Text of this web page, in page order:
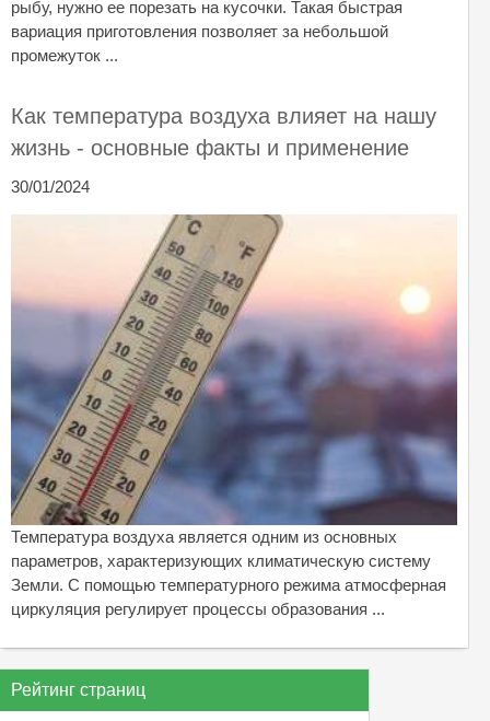
рыбу, нужно ее порезать на кусочки. Такая быстрая
вариация приготовления позволяет за небольшой
промежуток ...
Как температура воздуха влияет на нашу
жизнь - основные факты и применение
30/01/2024
Температура воздуха является одним из основных
параметров, характеризующих климатическую систему
Земли. С помощью температурного режима атмосферная
циркуляция регулирует процессы образования ...
Рейтинг страниц